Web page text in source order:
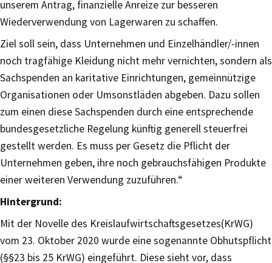
unserem Antrag, finanzielle Anreize zur besseren
Wiederverwendung von Lagerwaren zu schaffen.
Ziel soll sein, dass Unternehmen und Einzelhändler/-innen
noch tragfähige Kleidung nicht mehr vernichten, sondern als
Sachspenden an karitative Einrichtungen, gemeinnützige
Organisationen oder Umsonstläden abgeben. Dazu sollen
zum einen diese Sachspenden durch eine entsprechende
bundesgesetzliche Regelung künftig generell steuerfrei
gestellt werden. Es muss per Gesetz die Pflicht der
Unternehmen geben, ihre noch gebrauchsfähigen Produkte
einer weiteren Verwendung zuzuführen.“
Hintergrund:
Mit der Novelle des Kreislaufwirtschaftsgesetzes(KrWG)
vom 23. Oktober 2020 wurde eine sogenannte Obhutspflicht
(§§23 bis 25 KrWG) eingeführt. Diese sieht vor, dass